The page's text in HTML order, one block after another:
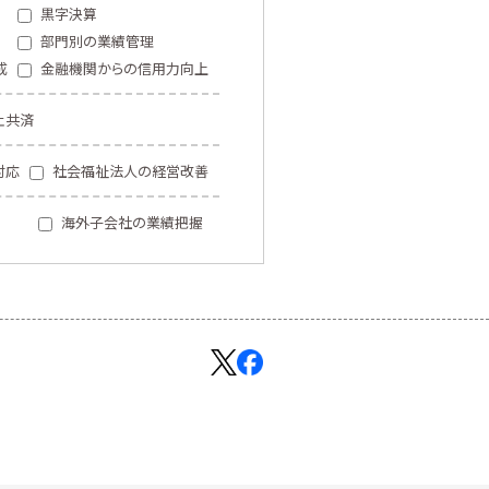
黒字決算
部門別の業績管理
金融機関からの信用力向上
共済
応 社会福祉法人の経営改善
海外子会社の業績把握